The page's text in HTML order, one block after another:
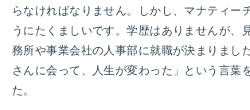
らなければなりません。しかし、マナティー
うにたくましいです。学歴はありませんが、
務所や事業会社の人事部に就職が決まりまし
さんに会って、人生が変わった」という言葉
た。